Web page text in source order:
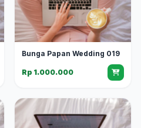
Bunga Papan Wedding 019
Rp 1.000.000